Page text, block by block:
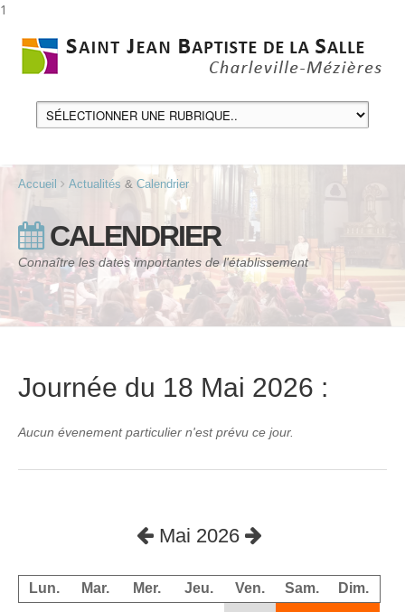
1
Accueil Actualités & Calendrier
CALENDRIER
Connaître les dates importantes de l'établissement
Journée du 18 Mai 2026 :
Aucun évenement particulier n'est prévu ce jour.
Mai 2026
Lun. Mar. Mer. Jeu. Ven. Sam. Dim.